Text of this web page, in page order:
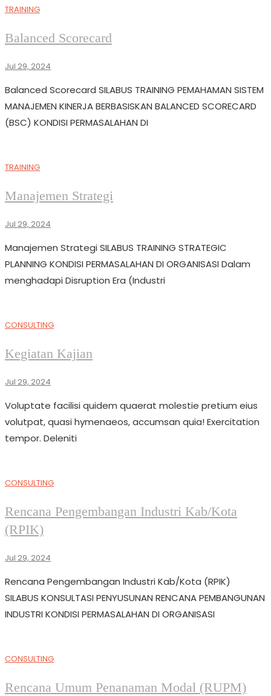
TRAINING
Balanced Scorecard
Jul 29, 2024
Balanced Scorecard SILABUS TRAINING PEMAHAMAN SISTEM
MANAJEMEN KINERJA BERBASISKAN BALANCED SCORECARD
(BSC) KONDISI PERMASALAHAN DI
TRAINING
Manajemen Strategi
Jul 29, 2024
Manajemen Strategi SILABUS TRAINING STRATEGIC
PLANNING KONDISI PERMASALAHAN DI ORGANISASI Dalam
menghadapi Disruption Era (Industri
CONSULTING
Kegiatan Kajian
Jul 29, 2024
Voluptate facilisi quidem quaerat molestie pretium eius
volutpat, quasi hymenaeos, accumsan quia! Exercitation
tempor. Deleniti
CONSULTING
Rencana Pengembangan Industri Kab/Kota
(RPIK)
Jul 29, 2024
Rencana Pengembangan Industri Kab/Kota (RPIK)
SILABUS KONSULTASI PENYUSUNAN RENCANA PEMBANGUNAN
INDUSTRI KONDISI PERMASALAHAN DI ORGANISASI
CONSULTING
Rencana Umum Penanaman Modal (RUPM)